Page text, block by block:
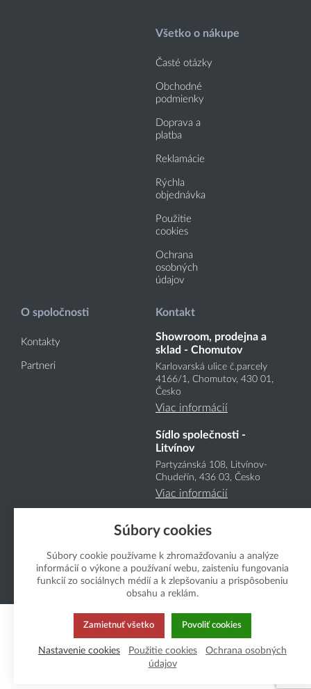
Všetko o nákupe
Časté otázky
Obchodné
podmienky
Doprava a
platba
Reklamácie
Rýchla
objednávka
Použitie
cookies
Ochrana
osobných
údajov
O spoločnosti
Kontakty
Partneri
Kontakt
Showroom, prodejna a
sklad - Chomutov
Karlovarská ulice č.parcely
4166/1, Chomutov, 430 01,
Česko
Viac informácií
Sídlo společnosti -
Litvínov
Partyzánská 108, Litvínov-
Chudeřín, 436 03, Česko
Viac informácií
Copyright Boukal.SK 2026
Súbory cookies
Súbory cookie používame k zhromažďovaniu a analýze
informácií o výkone a používaní webu, zaisteniu fungovania
funkcií zo sociálnych médií a k zlepšovaniu a prispôsobeniu
obsahu a reklám.
Zamietnuť všetko Povoliť cookies
Nastavenie cookies Použitie cookies
Ochrana osobných
údajov